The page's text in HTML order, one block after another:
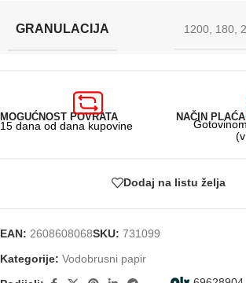
GRANULACIJA 1200 180
MOGUĆNOST POVRATA
15 dana od dana kupovine
NAČIN
Dodaj na listu želja
EAN: 2608608068SKU: 731099
Kategorije: Vodobrusni papir